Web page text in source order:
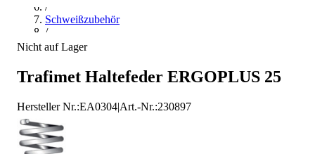
/
Schweißzubehör
/
MIG-MAG-Schweißzubehör
MIG-MAG-Zubehör-Sets
/
Nicht auf Lager
Trafimet Haltefeder ERGOPLUS 25
Hersteller Nr.:EA0304|Art.-Nr.:230897